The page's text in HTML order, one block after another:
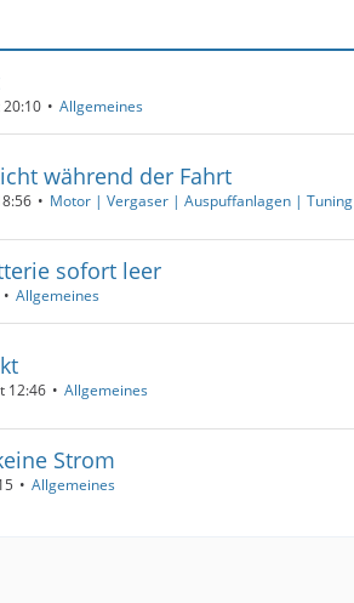
Allgemeines
während der Fahrt
Motor | Vergaser | Auspuffanlagen | Tuning
sofort leer
Allgemeines
12:46 Allgemeines
Strom
Allgemeines